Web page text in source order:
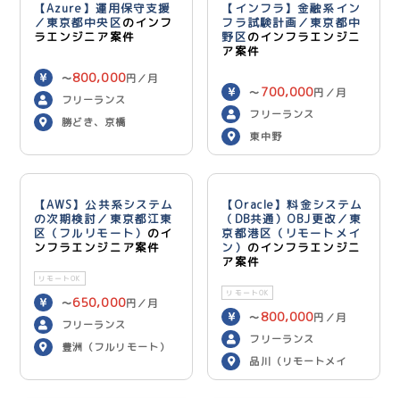
【Azure】運用保守支援
／東京都中央区のインフ
ラエンジニア案件
〜800,000円／月
フリーランス
勝どき、京橋
【インフラ】金融系イン
フラ試験計画／東京都中
野区のインフラエンジニ
ア案件
〜 700,000円／月
フリーランス
東中野
【AWS】公共系システム
の次期検討／東京都江東
区（フルリモート） のイ
ンフラエンジニア案件
リモートOK
〜650,000円／月
フリーランス
豊洲（フルリモート）
【Oracle】料金システム
（DB共通）OBJ更改／東
京都港区（リモートメイ
ン） のインフラエンジニ
ア案件
リモートOK
〜 800,000円／月
フリーランス
品川（リモートメイ
ン）